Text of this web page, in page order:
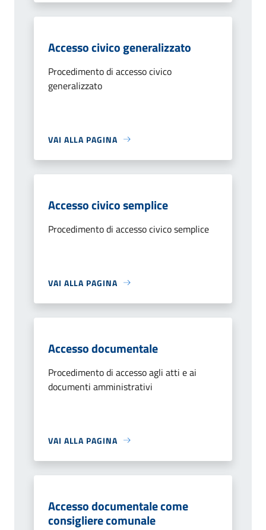
Accesso civico generalizzato
Procedimento di accesso civico
generalizzato
VAI ALLA PAGINA
Accesso civico semplice
Procedimento di accesso civico semplice
VAI ALLA PAGINA
Accesso documentale
Procedimento di accesso agli atti e ai
documenti amministrativi
VAI ALLA PAGINA
Accesso documentale come
consigliere comunale